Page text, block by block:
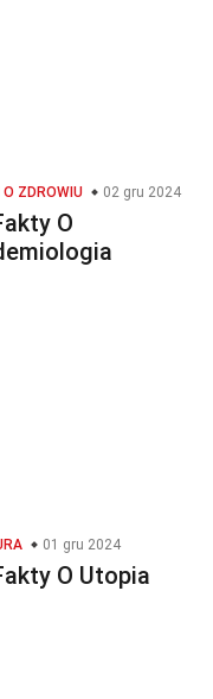
O ZDROWIU 02 gru 2024
O
01 gru 2024
O Utopia